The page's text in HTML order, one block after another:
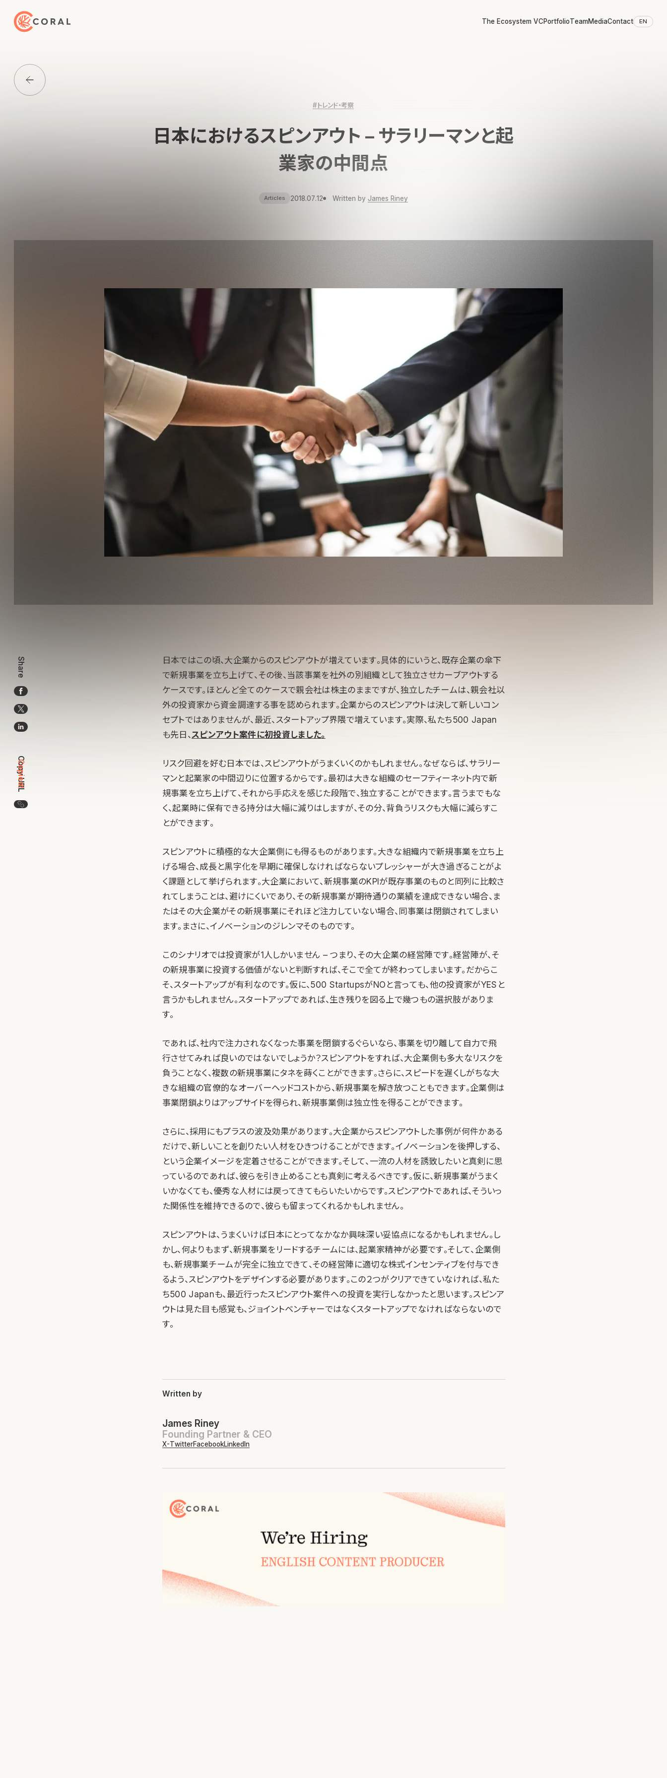
トップページへ戻る
The Ecosystem VCPortfolioTeamMediaContact EN
Media一覧に戻る
#トレンド・考察
日本におけるスピンアウト – サラリーマンと起
業家の中間点
Articles 2018.07.12 Written by James Riney
Share
Copy URL
Copied!
この記事のURLをコピー
日本ではこの頃、大企業からのスピンアウトが増えています。具体的にいうと、既存企業の傘下
で新規事業を立ち上げて、その後、当該事業を社外の別組織として独立させカーブアウトする
ケースです。ほとんど全てのケースで親会社は株主のままですが、独立したチームは、親会社以
外の投資家から資金調達する事を認められます。企業からのスピンアウトは決して新しいコン
セプトではありませんが、最近、スタートアップ界隈で増えています。実際、私たち500 Japan
も先日、スピンアウト案件に初投資しました。
リスク回避を好む日本では、スピンアウトがうまくいくのかもしれません。なぜならば、サラリー
マンと起業家の中間辺りに位置するからです。最初は大きな組織のセーフティーネット内で新
規事業を立ち上げて、それから手応えを感じた段階で、独立することができます。言うまでもな
く、起業時に保有できる持分は大幅に減りはしますが、その分、背負うリスクも大幅に減らすこ
とができます。
スピンアウトに積極的な大企業側にも得るものがあります。大きな組織内で新規事業を立ち上
げる場合、成長と黒字化を早期に確保しなければならないプレッシャーが大き過ぎることがよ
く課題として挙げられます。大企業において、新規事業のKPIが既存事業のものと同列に比較さ
れてしまうことは、避けにくいであり、その新規事業が期待通りの業績を達成できない場合、ま
たはその大企業がその新規事業にそれほど注力していない場合、同事業は閉鎖されてしまい
ます。まさに、イノベーションのジレンマそのものです。
このシナリオでは投資家が1人しかいません – つまり、その大企業の経営陣です。経営陣が、そ
の新規事業に投資する価値がないと判断すれば、そこで全てが終わってしまいます。だからこ
そ、スタートアップが有利なのです。仮に、500 StartupsがNOと言っても、他の投資家がYESと
言うかもしれません。スタートアップであれば、生き残りを図る上で幾つもの選択肢がありま
す。
であれば、社内で注力されなくなった事業を閉鎖するぐらいなら、事業を切り離して自力で飛
行させてみれば良いのではないでしょうか？スピンアウトをすれば、大企業側も多大なリスクを
負うことなく、複数の新規事業にタネを蒔くことができます。さらに、スピードを遅くしがちな大
きな組織の官僚的なオーバーヘッドコストから、新規事業を解き放つこともできます。企業側は
事業閉鎖よりはアップサイドを得られ、新規事業側は独立性を得ることができます。
さらに、採用にもプラスの波及効果があります。大企業からスピンアウトした事例が何件かある
だけで、新しいことを創りたい人材をひきつけることができます。イノベーションを後押しする、
という企業イメージを定着させることができます。そして、一流の人材を誘致したいと真剣に思
っているのであれば、彼らを引き止めることも真剣に考えるべきです。仮に、新規事業がうまく
いかなくても、優秀な人材には戻ってきてもらいたいからです。スピンアウトであれば、そういっ
た関係性を維持できるので、彼らも留まってくれるかもしれません。
スピンアウトは、うまくいけば日本にとってなかなか興味深い妥協点になるかもしれません。し
かし、何よりもまず、新規事業をリードするチームには、起業家精神が必要です。そして、企業側
も、新規事業チームが完全に独立できて、その経営陣に適切な株式インセンティブを付与でき
るよう、スピンアウトをデザインする必要があります。この２つがクリアできていなければ、私た
ち500 Japanも、最近行ったスピンアウト案件への投資を実行しなかったと思います。スピンア
ウトは見た目も感覚も、ジョイントベンチャーではなくスタートアップでなければならないので
す。
Written by
James Riney
Founding Partner & CEO
X-TwitterFacebookLinkedIn